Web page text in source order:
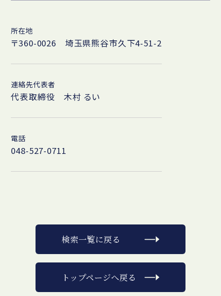
所在地
〒360-0026 埼玉県熊谷市久下4-51-2
連絡先代表者
代表取締役 木村 るい
電話
048-527-0711
検索一覧に戻る
トップページへ戻る